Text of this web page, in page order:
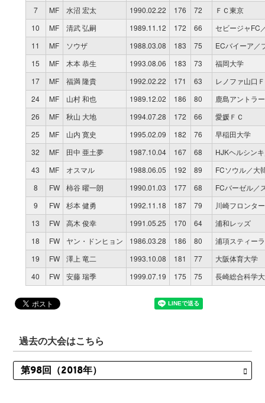
7
MF 水沼 宏太 1990.02.22 176 72
ＦＣ東京
10
MF 清武 弘嗣 1989.11.12 172 66
セビージャFC
11
MF ソウザ 1988.03.08 183 75
ECバイーア／
15
MF 木本 恭生 1993.08.06 183 73
福岡大学
17
MF 福満 隆貴 1992.02.22 171 63
レノファ山口
24
MF 山村 和也 1989.12.02 186 80
鹿島アントラ
26
MF 秋山 大地 1994.07.28 172 66
愛媛ＦＣ
25
MF 山内 寛史 1995.02.09 182 76
早稲田大学
32
MF 田中 亜土夢 1987.10.04 167 68
HJKヘルシン
43
MF オスマル 1988.06.05 192 89
FCソウル／大
8
FW 柿谷 曜一朗 1990.01.03 177 68
FCバーゼル／
9
FW 杉本 健勇 1992.11.18 187 79
川崎フロンタ
13
FW 高木 俊幸 1991.05.25 170 64
浦和レッズ
18
FW ヤン・ドンヒョン 1986.03.28 186 80
浦項スティー
19
FW 澤上 竜二 1993.10.08 181 77
大阪体育大学
40
FW 安藤 瑞季 1999.07.19 175 75 長崎総合科学
過去の大会はこちら